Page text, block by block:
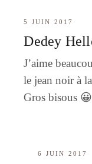
5 JUIN 2017
Dedey
J’aime
le jean noir à
Gros bisous 😀
6 JUIN 2017